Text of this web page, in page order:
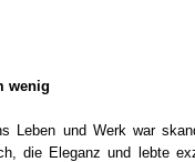
wenig
Leben und Werk war
die Eleganz und lebte